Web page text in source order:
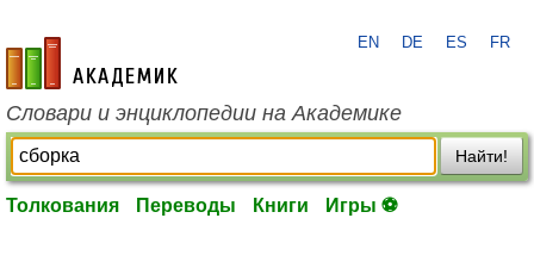
academic.ru
EN DE ES FR
Словари и энциклопедии на Академике
Найти!
Толкования Переводы Книги Игры ⚽